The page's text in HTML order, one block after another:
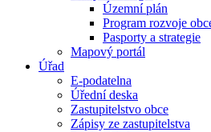
Územní plán
Program rozvoje
Pasporty a strategie
Mapový portál
Úřad
E-podatelna
Úřední deska
Zastupitelstvo obce
Zápisy ze zastupitelstva